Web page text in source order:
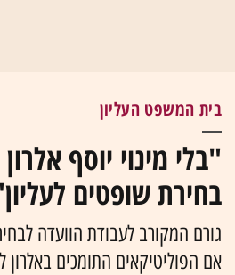
בית המשפט העליון
"בלי מינוי יוסף
בחירת שופטים
גורם המקורב לעבודת הוועדה
אם הפוליטיקאים התומכים באלרון